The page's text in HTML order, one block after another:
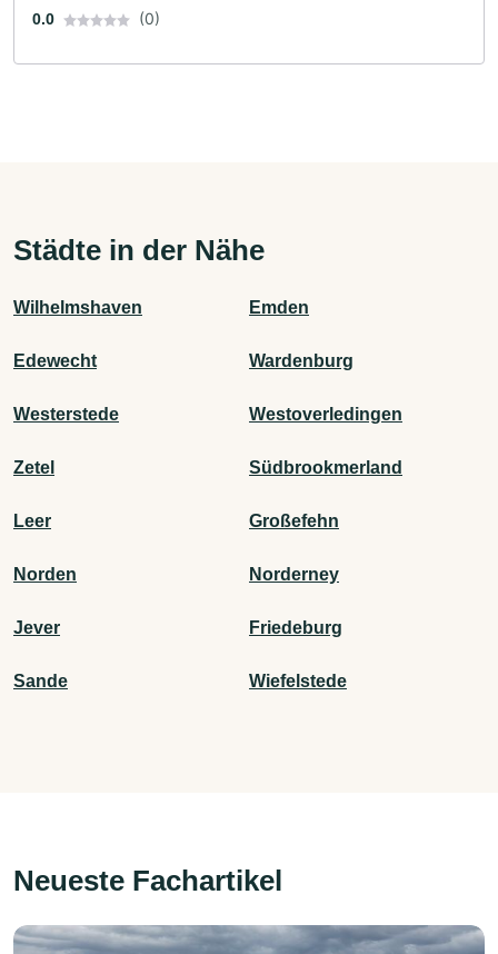
0.0 (0)
Städte in der Nähe
Wilhelmshaven Emden
Edewecht Wardenburg
Westerstede Westoverledingen
Zetel Südbrookmerland
Leer Großefehn
Norden Norderney
Jever Friedeburg
Sande Wiefelstede
Neueste Fachartikel